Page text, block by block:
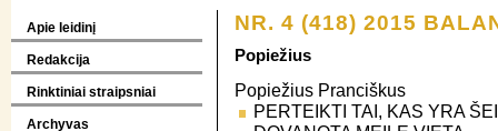
Apie leidinį
Redakcija
Rinktiniai straipsniai
Archyvas
NR. 4 (418) 2015
Popiežius
Popiežius Pranciškus
PERTEIKTI TAI, KAS YRA